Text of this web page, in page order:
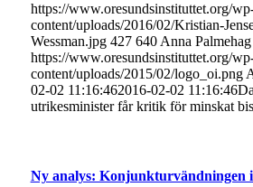
https://www.oresundsinstituttet.org/
content/uploads/2016/02/Kristian-
Wessman.jpg 427 640 Anna Palmehag
https://www.oresundsinstituttet.org/
content/uploads/2015/02/logo_oi.png
02-02 11:16:462016-02-02 11:16:46
utrikesminister får kritik för minskat
Ny analys: Konjunkturvändningen